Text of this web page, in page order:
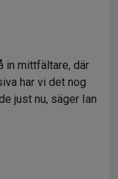
in mittfältare, där
har vi det nog
just nu, säger Ian